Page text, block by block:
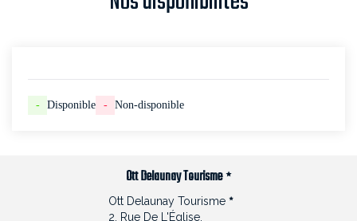
- Disponible - Non-disponible
Ott Delaunay Tourisme
Ott Delaunay Tourisme
2, Rue De L'Église,